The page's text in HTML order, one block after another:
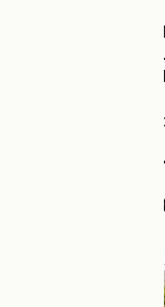
Sury-près-
septembre
Saint-Satur
mercredi
Trouvez
cette